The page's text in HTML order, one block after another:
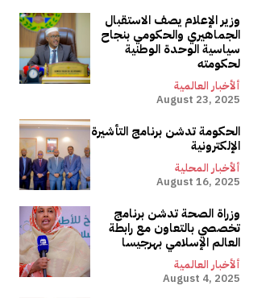
وزير الإعلام يصف الاستقبال
الجماهيري والحكومي بنجاح
سياسية الوحدة الوطنية
لحكومته
ألأخبار العالمية
August 23, 2025
الحكومة تدشن برنامج التأشيرة
الإلكترونية
ألأخبار المحلية
August 16, 2025
وزراة الصحة تدشن برنامج
تخصصي بالتعاون مع رابطة
العالم الإسلامي بهرجيسا
ألأخبار العالمية
August 4, 2025